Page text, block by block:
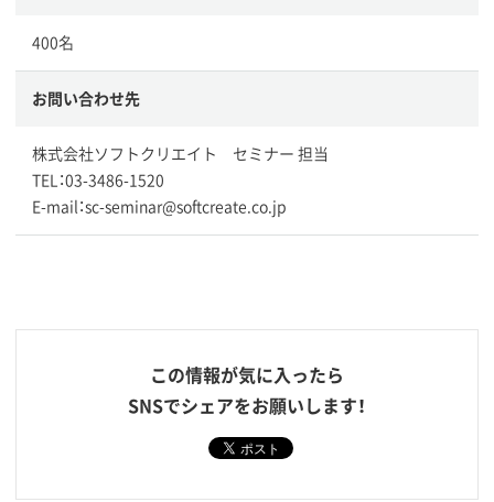
400名
お問い合わせ先
株式会社ソフトクリエイト セミナー 担当
TEL：03-3486-1520
E-mail：sc-seminar@softcreate.co.jp
この情報が気に入ったら
SNSでシェアをお願いします！